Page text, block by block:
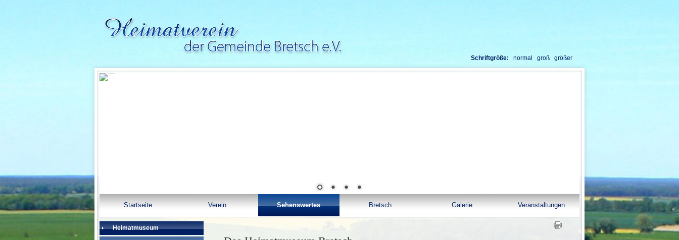
Schriftgröße: normal groß größer
Startseite Verein Sehenswertes Bretsch Galerie Veranstaltungen
Heimatmuseum